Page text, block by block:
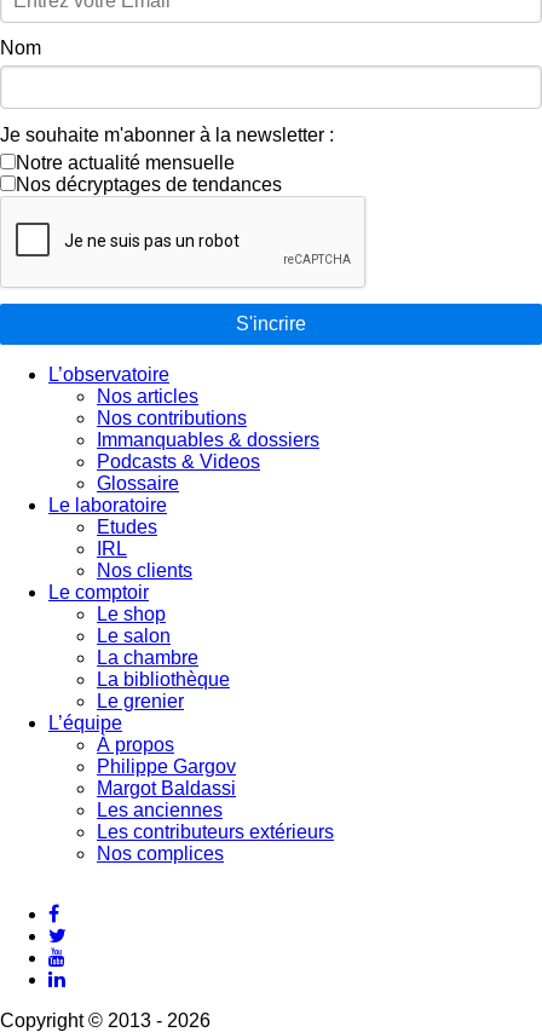
Nom
Je souhaite m'abonner à la newsletter :
Notre actualité mensuelle
Nos décryptages de tendances
S'incrire
L’observatoire
Nos articles
Nos contributions
Immanquables & dossiers
Podcasts & Videos
Glossaire
Le laboratoire
Etudes
IRL
Nos clients
Le comptoir
Le shop
Le salon
La chambre
La bibliothèque
Le grenier
L’équipe
À propos
Philippe Gargov
Margot Baldassi
Les anciennes
Les contributeurs extérieurs
Nos complices
Copyright © 2013 - 2026